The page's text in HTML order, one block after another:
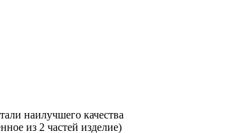
наилучшего качества
из 2 частей изделие)